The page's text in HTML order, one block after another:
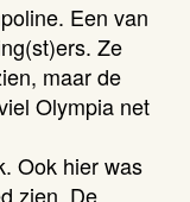
Een van
Ze
maar de
Olympia net
Ook hier was
zien. De